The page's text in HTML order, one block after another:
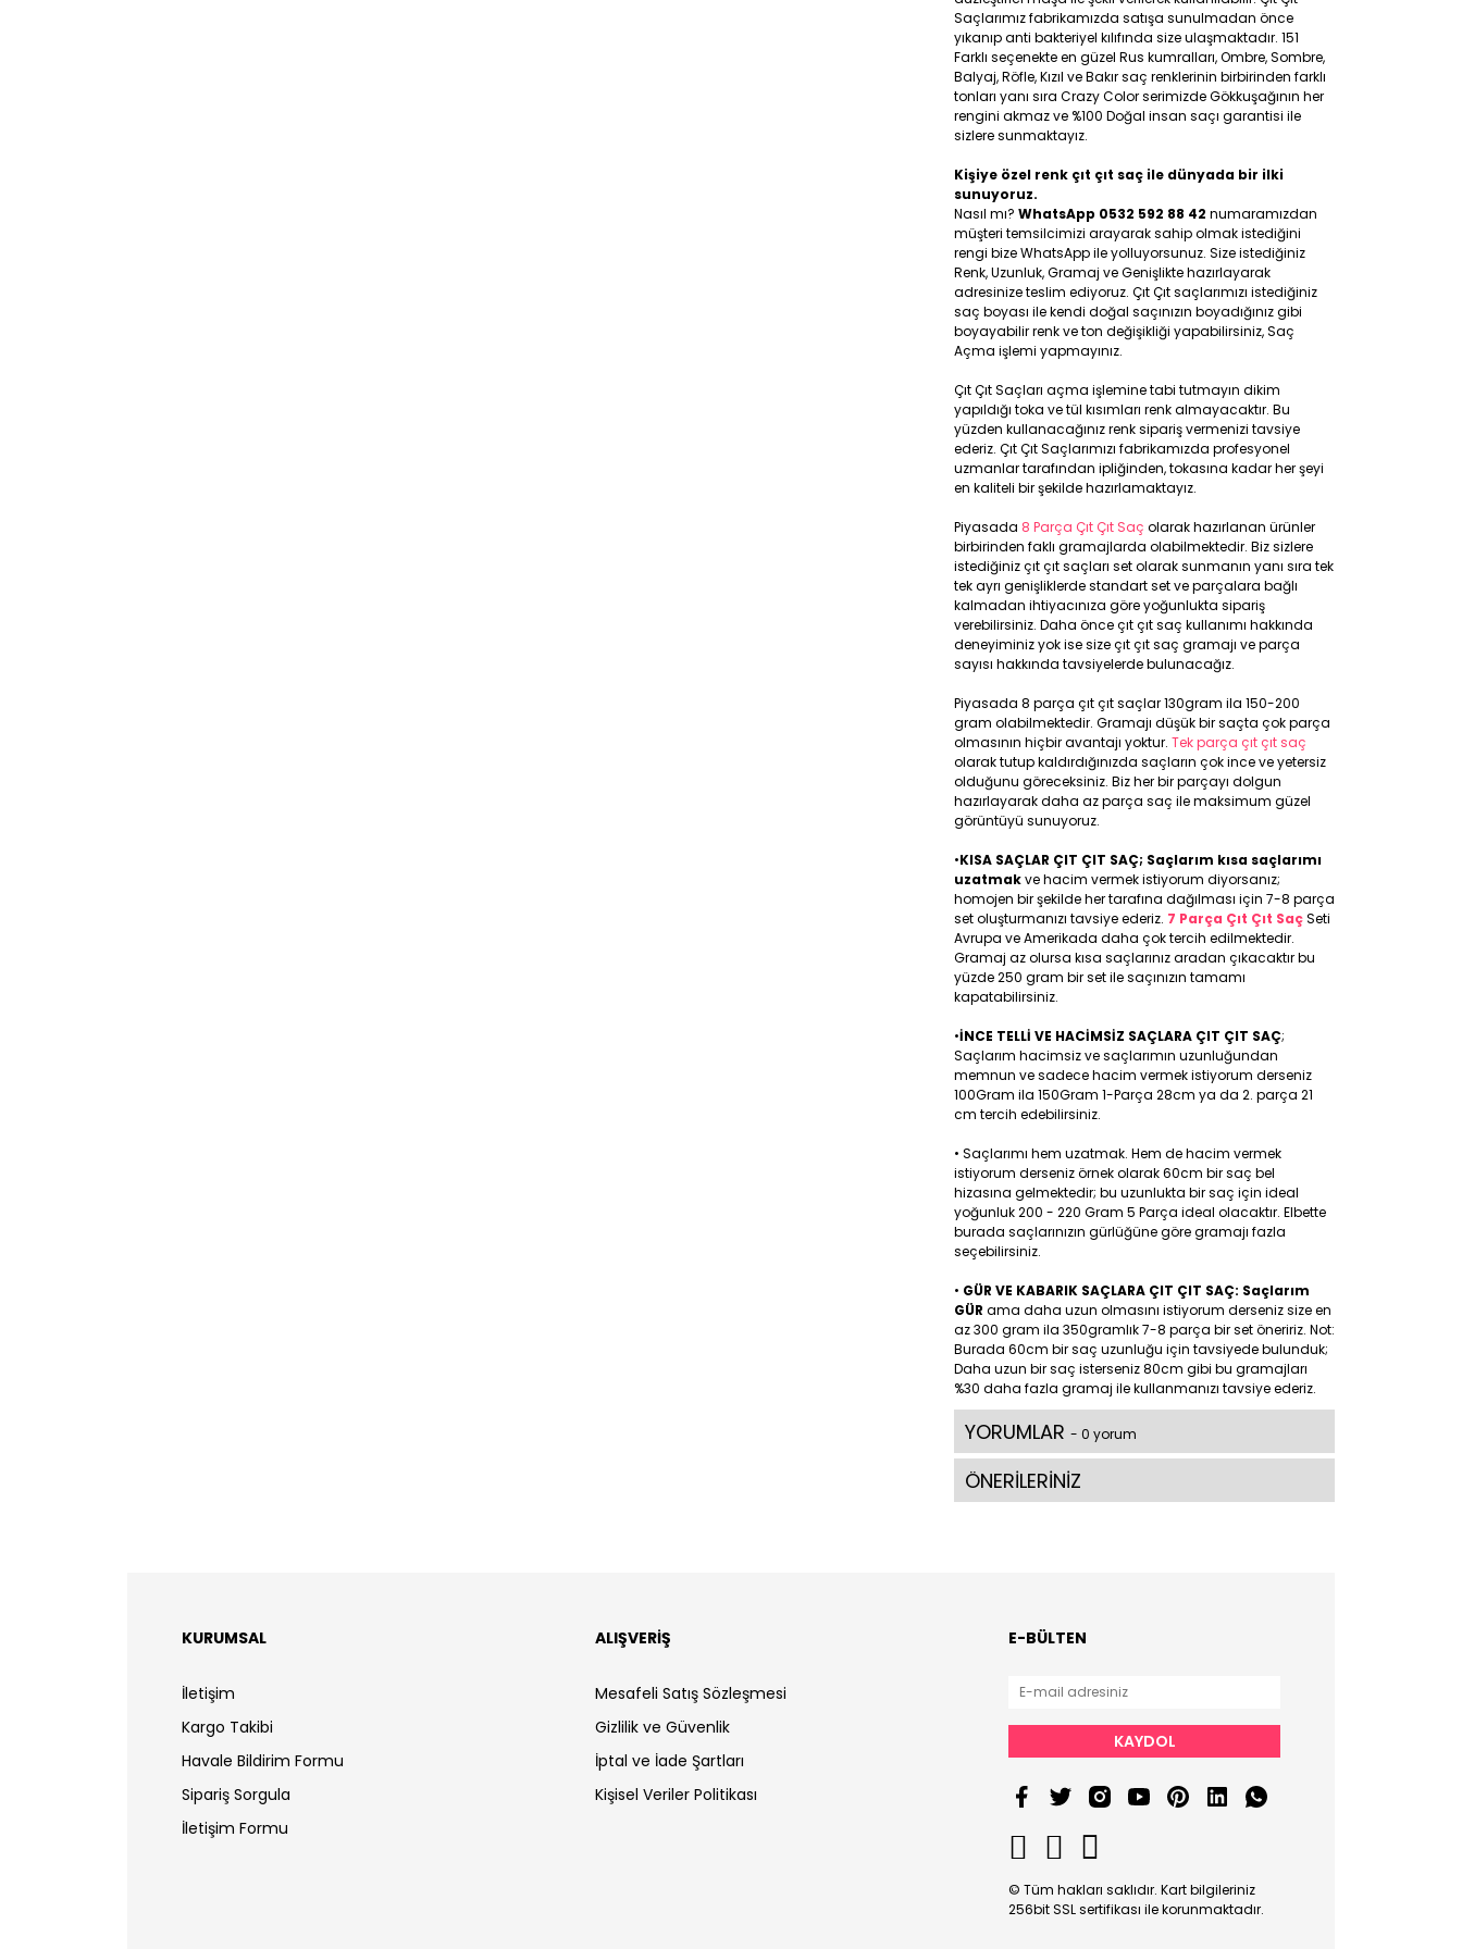
Saçlarımız fabrikamızda satışa sunulmadan önce
yıkanıp anti bakteriyel kılıfında size ulaşmaktadır. 151
Farklı seçenekte en güzel Rus kumralları, Ombre, Sombre,
Balyaj, Röfle, Kızıl ve Bakır saç renklerinin birbirinden farklı
tonları yanı sıra Crazy Color serimizde Gökkuşağının her
rengini akmaz ve %100 Doğal insan saçı garantisi ile
sizlere sunmaktayız.
Kişiye özel renk çıt çıt saç ile dünyada bir ilki
sunuyoruz.
Nasıl mı? WhatsApp 0532 592 88 42 numaramızdan
müşteri temsilcimizi arayarak sahip olmak istediğini
rengi bize WhatsApp ile yolluyorsunuz. Size istediğiniz
Renk, Uzunluk, Gramaj ve Genişlikte hazırlayarak
adresinize teslim ediyoruz. Çıt Çıt saçlarımızı istediğiniz
saç boyası ile kendi doğal saçınızın boyadığınız gibi
boyayabilir renk ve ton değişikliği yapabilirsiniz, Saç
Açma işlemi yapmayınız.
Çıt Çıt Saçları açma işlemine tabi tutmayın dikim
yapıldığı toka ve tül kısımları renk almayacaktır. Bu
yüzden kullanacağınız renk sipariş vermenizi tavsiye
ederiz. Çıt Çıt Saçlarımızı fabrikamızda profesyonel
uzmanlar tarafından ipliğinden, tokasına kadar her şeyi
en kaliteli bir şekilde hazırlamaktayız.
Piyasada 8 Parça Çıt Çıt Saç olarak hazırlanan ürünler
birbirinden faklı gramajlarda olabilmektedir. Biz sizlere
istediğiniz çıt çıt saçları set olarak sunmanın yanı sıra tek
tek ayrı genişliklerde standart set ve parçalara bağlı
kalmadan ihtiyacınıza göre yoğunlukta sipariş
verebilirsiniz. Daha önce çıt çıt saç kullanımı hakkında
deneyiminiz yok ise size çıt çıt saç gramajı ve parça
sayısı hakkında tavsiyelerde bulunacağız.
Piyasada 8 parça çıt çıt saçlar 130gram ila 150-200
gram olabilmektedir. Gramajı düşük bir saçta çok parça
olmasının hiçbir avantajı yoktur. Tek parça çıt çıt saç
olarak tutup kaldırdığınızda saçların çok ince ve yetersiz
olduğunu göreceksiniz. Biz her bir parçayı dolgun
hazırlayarak daha az parça saç ile maksimum güzel
görüntüyü sunuyoruz.
•KISA SAÇLAR ÇIT ÇIT SAÇ; Saçlarım kısa saçlarımı
uzatmakve hacim vermek istiyorum diyorsanız;
homojen bir şekilde her tarafına dağılması için 7-8 parça
set oluşturmanızı tavsiye ederiz. 7 Parça Çıt Çıt SaçSeti
Avrupa ve Amerikada daha çok tercih edilmektedir.
Gramaj az olursa kısa saçlarınız aradan çıkacaktır bu
yüzde 250 gram bir set ile saçınızın tamamı
kapatabilirsiniz.
•İNCE TELLİ VE HACİMSİZ SAÇLARA ÇIT ÇIT SAÇ;
Saçlarım hacimsiz ve saçlarımın uzunluğundan
memnun ve sadece hacim vermek istiyorum derseniz
100Gram ila 150Gram 1-Parça 28cm ya da 2. parça 21
cm tercih edebilirsiniz.
• Saçlarımı hem uzatmak. Hem de hacim vermek
istiyorum derseniz örnek olarak 60cm bir saç bel
hizasına gelmektedir; bu uzunlukta bir saç için ideal
yoğunluk 200 - 220 Gram 5 Parça ideal olacaktır. Elbette
burada saçlarınızın gürlüğüne göre gramajı fazla
seçebilirsiniz.
• GÜR VE KABARIK SAÇLARA ÇIT ÇIT SAÇ: Saçlarım
GÜR ama daha uzun olmasını istiyorum derseniz size en
az 300 gram ila 350gramlık 7-8 parça bir set öneririz. Not:
Burada 60cm bir saç uzunluğu için tavsiyede bulunduk;
Daha uzun bir saç isterseniz 80cm gibi bu gramajları
%30 daha fazla gramaj ile kullanmanızı tavsiye ederiz.
YORUMLAR - 0 yorum
ÖNERİLERİNİZ
KURUMSAL
İletişim
Kargo Takibi
Havale Bildirim Formu
Sipariş Sorgula
İletişim Formu
ALIŞVERİŞ
Mesafeli Satış Sözleşmesi
Gizlilik ve Güvenlik
İptal ve İade Şartları
Kişisel Veriler Politikası
E-BÜLTEN
KAYDOL
© Tüm hakları saklıdır. Kart bilgileriniz
256bit SSL sertifikası ile korunmaktadır.